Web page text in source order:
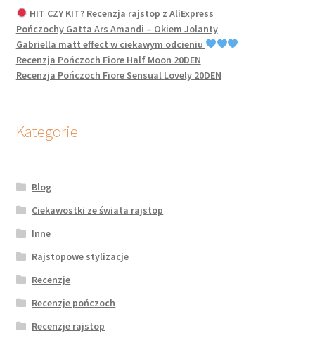
HIT CZY KIT? Recenzja rajstop z AliExpress
Pończochy Gatta Ars Amandi – Okiem Jolanty
Gabriella matt effect w ciekawym odcieniu
Recenzja Pończoch Fiore Half Moon 20DEN
Recenzja Pończoch Fiore Sensual Lovely 20DEN
Kategorie
Blog
Ciekawostki ze świata rajstop
Inne
Rajstopowe stylizacje
Recenzje
Recenzje pończoch
Recenzje rajstop